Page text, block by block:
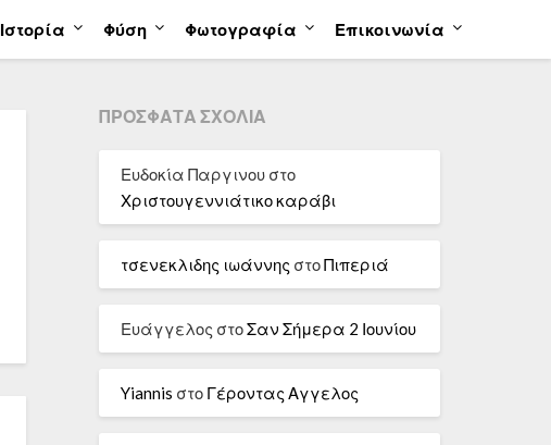
Ιστορία Φύση Φωτογραφία Επικοινωνία
ΠΡΌΣΦΑΤΑ ΣΧΌΛΙΑ
Ευδοκία Παργινουστο
Χριστουγεννιάτικο καράβι
τσενεκλιδης ιωάννης στοΠιπεριά
Ευάγγελος στοΣαν Σήμερα 2 Ιουνίου
Yiannis στο Γέροντας Αγγελος